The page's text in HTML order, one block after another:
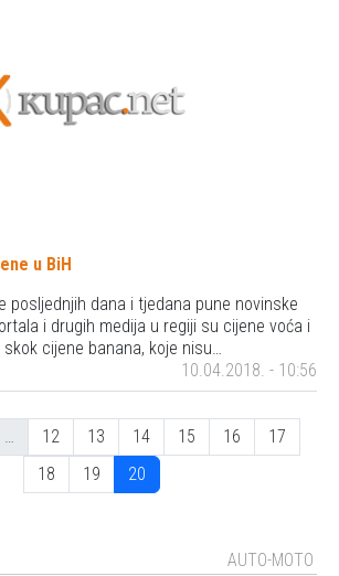
u BiH
posljednjih dana i tjedana pune novinske
i drugih medija u regiji su cijene voća i
cijene banana, koje nisu…
10.04.2018. - 10:56
page
… Stranica
12 Stranica
13 Stranica
14 Stranica
15 Stranica
16 Stranica
17
Stranica
18 Stranica
19 Stranica
20
AUTO-MOTO